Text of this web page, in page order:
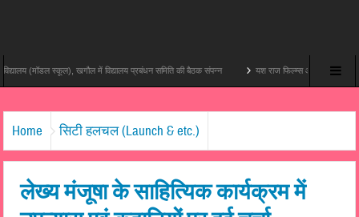
स्कूल), खगौल में विद्यालय प्रबंधन समिति की बैठक संपन्न यश राज फिल्म्स और पोशम पा पिक्चर्स की पहली
Home सिटी हलचल (Launch & etc.)
लेख्य मंजूषा के साहित्यिक कार्यक्रम में